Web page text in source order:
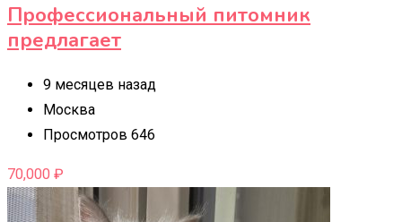
Профессиональный питомник
предлагает
9 месяцев назад
Москва
Просмотров 646
70,000 ₽